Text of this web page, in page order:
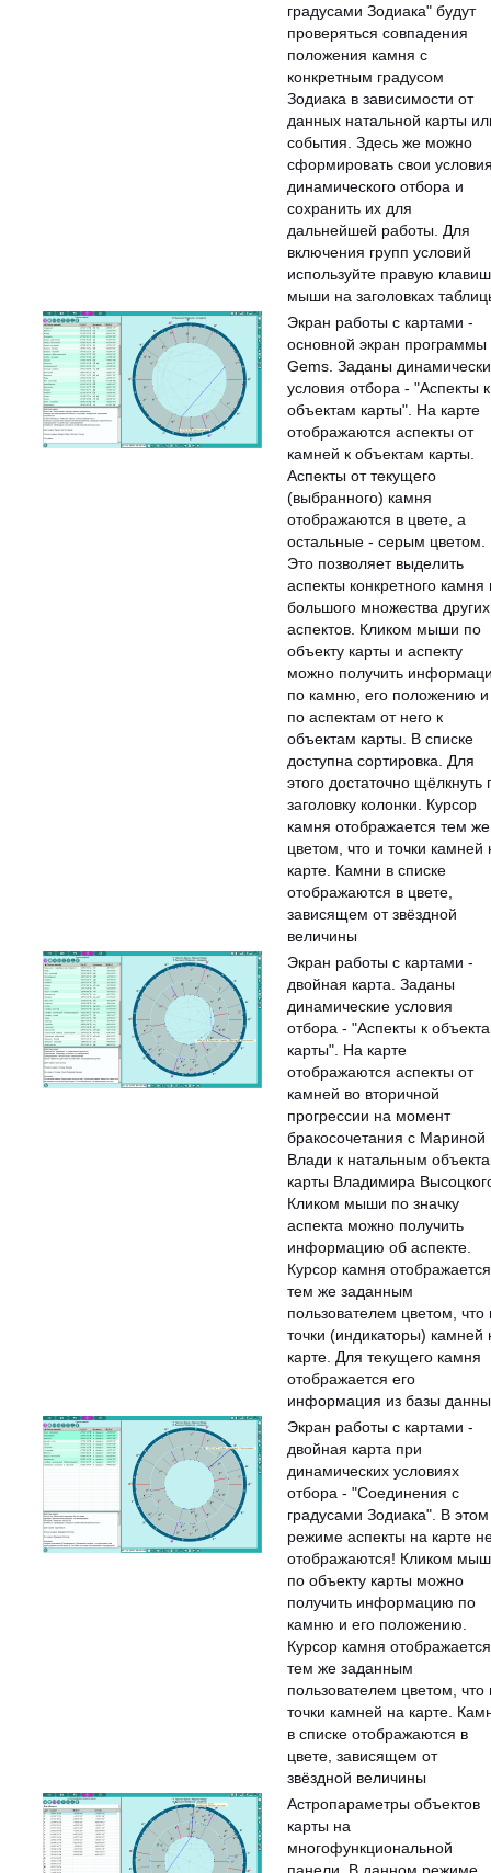
градусами Зодиака" будут
проверяться совпадения
положения камня с
конкретным градусом
Зодиака в зависимости от
данных натальной карты
события. Здесь же можно
сформировать свои
динамического отбора и
сохранить их для
дальнейшей работы. Для
включения групп условий
используйте правую
мыши на заголовках
Экран работы с картами -
основной экран программы
Gems. Заданы
условия отбора - "Аспекты к
объектам карты". На карте
отображаются аспекты от
камней к объектам карты.
Аспекты от текущего
(выбранного) камня
отображаются в цвете, а
остальные - серым цветом.
Это позволяет выделить
аспекты конкретного камня
большого множества других
аспектов. Кликом мыши по
объекту карты и аспекту
можно получить
по камню, его положению и
по аспектам от него к
объектам карты. В списке
доступна сортировка. Для
этого достаточно щёлкнуть
заголовку колонки. Курсор
камня отображается тем же
цветом, что и точки камней
карте. Камни в списке
отображаются в цвете,
зависящем от звёздной
величины
Экран работы с картами -
двойная карта. Заданы
динамические условия
отбора - "Аспекты к
карты". На карте
отображаются аспекты от
камней во вторичной
прогрессии на момент
бракосочетания с Мариной
Влади к натальным
карты Владимира
Кликом мыши по значку
аспекта можно получить
информацию об аспекте.
Курсор камня отображается
тем же заданным
пользователем цветом, что
точки (индикаторы) камней
карте. Для текущего камня
отображается его
информация из базы
Экран работы с картами -
двойная карта при
динамических условиях
отбора - "Соединения с
градусами Зодиака". В этом
режиме аспекты на карте
отображаются! Кликом
по объекту карты можно
получить информацию по
камню и его положению.
Курсор камня отображается
тем же заданным
пользователем цветом, что
точки камней на карте.
в списке отображаются в
цвете, зависящем от
звёздной величины
Астропараметры объектов
карты на
многофункциональной
панели. В данном режиме